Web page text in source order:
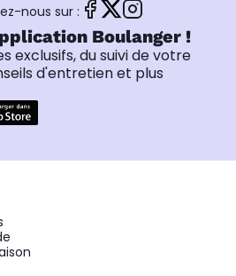
nous sur :
Boulanger !
exclusifs, du suivi de votre
d'entretien et plus